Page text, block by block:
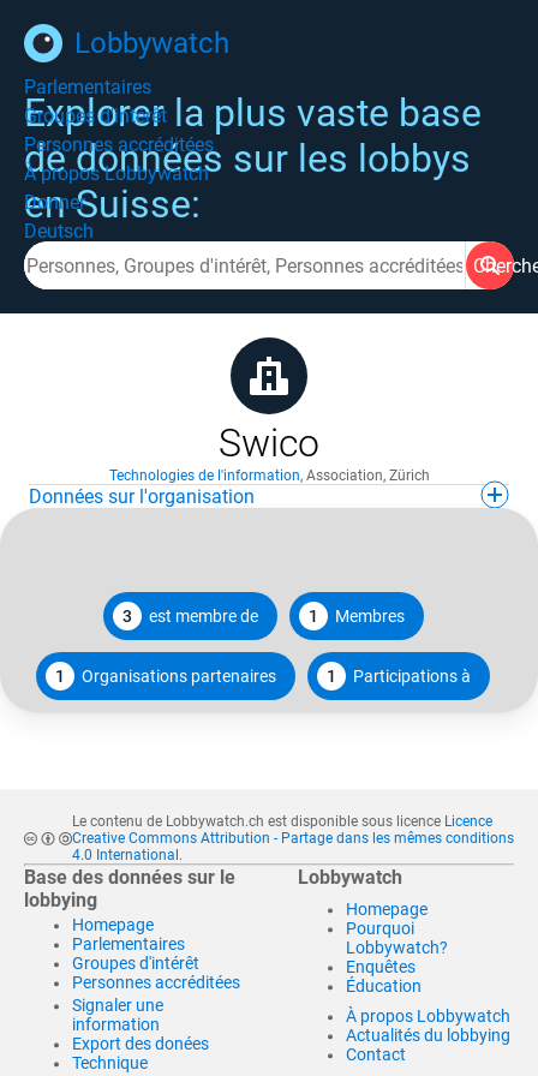
Lobbywatch
Parlementaires
Groupes d'intérêt
Personnes accréditées
À propos Lobbywatch
Donner
Deutsch
Explorer la plus vaste base
de données sur les lobbys
en Suisse:
Swico
Technologies de l'information, Association, Zürich
Données sur l'organisation
3 est membre de 1 Membres
1 Organisations partenaires 1 Participations à
Le contenu de Lobbywatch.ch est disponible sous licence Licence
Creative Commons Attribution - Partage dans les mêmes conditions
4.0 International .
Base des données sur le
lobbying
Homepage
Parlementaires
Groupes d'intérêt
Personnes accréditées
Signaler une
information
Export des donées
Technique
Lobbywatch
Homepage
Pourquoi
Lobbywatch?
Enquêtes
Éducation
À propos Lobbywatch
Actualités du lobbying
Contact